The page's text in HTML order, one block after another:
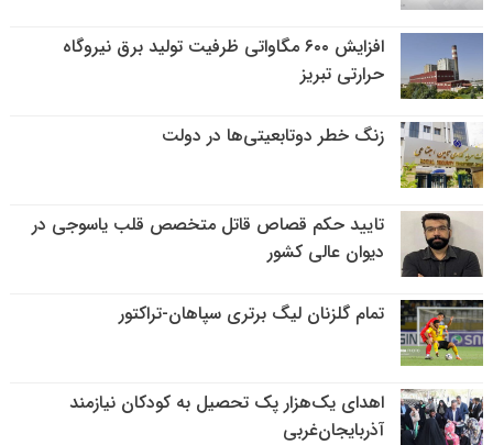
افزایش ۶۰۰ مگاواتی ظرفیت تولید برق نیروگاه
حرارتی تبریز
زنگ خطر دوتابعیتی‌ها در دولت
تایید حکم قصاص قاتل متخصص قلب یاسوجی در
دیوان عالی کشور
تمام گلزنان لیگ‌ برتری سپاهان-تراکتور
اهدای یک‌هزار پک تحصیل به کودکان نیازمند
آذربایجان‌غربی